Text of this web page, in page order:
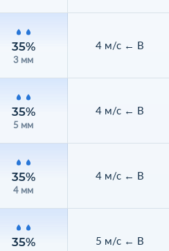
35%
3 мм
4 м/с ← В
35%
5 мм
4 м/с ← В
35%
4 мм
4 м/с ← В
35% 5 м/с ← В